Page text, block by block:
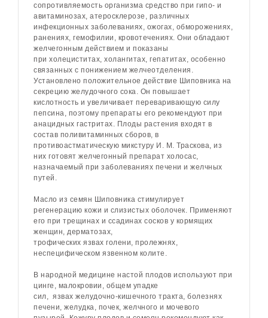
сопротивляемость организма средство при гипо- и
авитаминозах, атеросклерозе , различных
инфекционных заболеваниях, ожогах, обморожениях,
ранениях, гемофилии , кровотечениях. Они обладают
желчегонным действием и показаны
при холециститах, холангитах, гепатитах, особенно
связанных с понижением желчеотделения.
Установлено положительное действие Шиповника на
секрецию желудочного сока. Он повышает
кислотность и увеличивает переваривающую силу
пепсина, поэтому препараты его рекомендуют при
анацидных гастритах. Плоды растения входят в
состав поливитаминных сборов, в
противоастматическую микстуру И. М. Траскова, из
них готовят желчегонный препарат холосас,
назначаемый при заболеваниях печени и желчных
путей.
Масло из семян Шиповника стимулирует
регенерацию кожи и слизистых оболочек. Применяют
его при трещинах и ссадинах сосков у кормящих
женщин, дерматозах,
трофических язвах голени, пролежнях,
неспецифическом язвенном колите .
В народной медицине настой плодов используют при
цинге, малокровии, общем упадке
сил, язвах желудочно-кишечного тракта, болезнях
печени, желудка, почек, желчного и мочевого